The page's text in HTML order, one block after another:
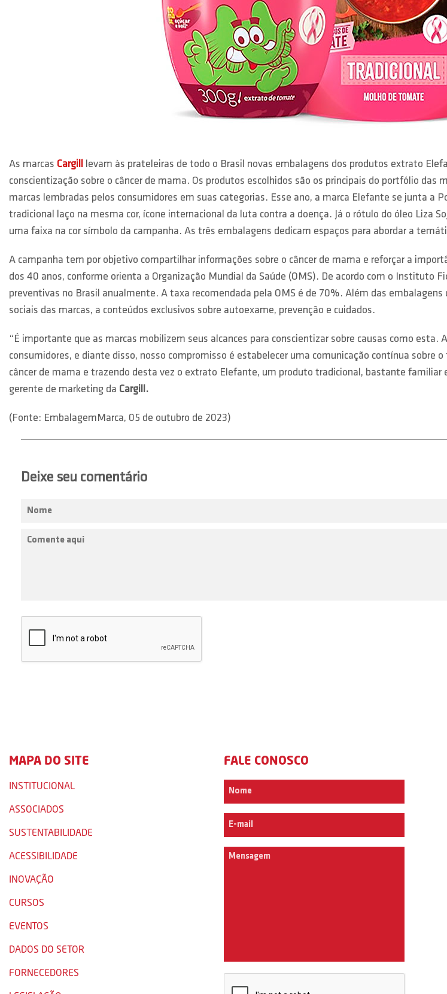
As marcas Cargill levam às prateleiras de todo o Brasil novas embalagens dos produtos extrato
conscientização sobre o câncer de mama. Os produtos escolhidos são os principais do portfólio
marcas lembradas pelos consumidores em suas categorias. Esse ano, a marca Elefante se junta a
tradicional laço na mesma cor, ícone internacional da luta contra a doença. Já o rótulo do óleo Liza
uma faixa na cor símbolo da campanha. As três embalagens dedicam espaços para abordar a
A campanha tem por objetivo compartilhar informações sobre o câncer de mama e reforçar a
dos 40 anos, conforme orienta a Organização Mundial da Saúde (OMS). De acordo com o Instituto
preventivas no Brasil anualmente. A taxa recomendada pela OMS é de 70%. Além das
sociais das marcas, a conteúdos exclusivos sobre autoexame, prevenção e cuidados.
“É importante que as marcas mobilizem seus alcances para conscientizar sobre causas como
consumidores, e diante disso, nosso compromisso é estabelecer uma comunicação contínua
câncer de mama e trazendo desta vez o extrato Elefante, um produto tradicional, bastante familiar
gerente de marketing da Cargill.
(Fonte: EmbalagemMarca, 05 de outubro de 2023)
Deixe seu comentário
MAPA DO SITE
INSTITUCIONAL
ASSOCIADOS
SUSTENTABILIDADE
ACESSIBILIDADE
INOVAÇÃO
CURSOS
EVENTOS
DADOS DO SETOR
FORNECEDORES
FALE CONOSCO